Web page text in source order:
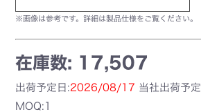
※画像は参考です。詳細は製品仕様をご覧ください。
在庫数: 17,507
出荷予定日:2026/08/17 当社出荷予定
MOQ:1